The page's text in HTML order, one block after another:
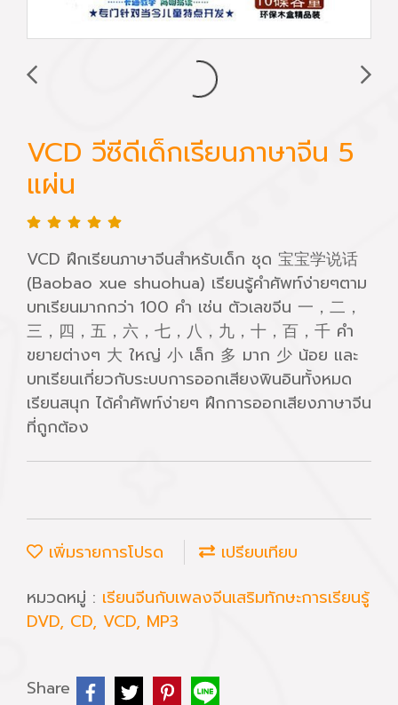
VCD วีซีดีเด็กเรียนภาษาจีน 5
แผ่น
VCD ฝึกเรียนภาษาจีนสำหรับเด็ก ชุด 宝宝学说话
(Baobao xue shuohua) เรียนรู้คำศัพท์ง่ายๆตาม
บทเรียนมากกว่า 100 คำ เช่น ตัวเลขจีน 一，二，
三，四，五，六，七，八，九，十，百，千 คำ
ขยายต่างๆ 大 ใหญ่ 小 เล็ก 多 มาก 少 น้อย และ
บทเรียนเกี่ยวกับระบบการออกเสียงพินอินทั้งหมด
เรียนสนุก ได้คำศัพท์ง่ายๆ ฝึกการออกเสียงภาษาจีน
ที่ถูกต้อง
เพิ่มรายการโปรด
เปรียบเทียบ
หมวดหมู่ : เรียนจีนกับเพลงจีนเสริมทักษะการเรียนรู้
DVD, CD, VCD, MP3
Share